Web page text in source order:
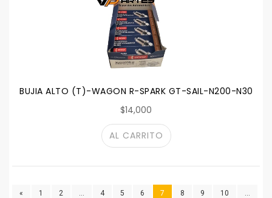
BUJIA ALTO (T)-WAGON R-SPARK GT-SAIL-N200-N300-
$14,000
AL CARRITO
« 1 2 ... 4 5 6 7 8 9 10 ...